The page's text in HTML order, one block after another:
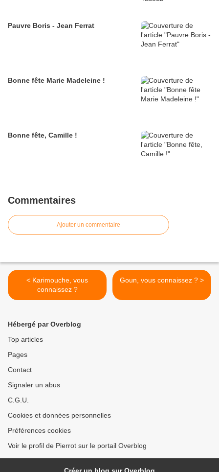
Pauvre Boris - Jean Ferrat
Bonne fête Marie Madeleine !
Bonne fête, Camille !
Commentaires
Ajouter un commentaire
< Karimouche, vous
connaissez ?
Goun, vous connaissez ? >
Hébergé par Overblog
Top articles
Pages
Contact
Signaler un abus
C.G.U.
Cookies et données personnelles
Préférences cookies
Voir le profil de Pierrot sur le portail Overblog